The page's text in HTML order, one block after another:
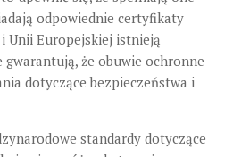
odpowiednie certyfikaty
Unii Europejskiej istnieją
że obuwie ochronne
dotyczące bezpieczeństwa i
standardy dotyczące